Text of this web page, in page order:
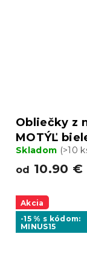
Obliečky z
MOTÝĽ
Skladom (>10
od 10.90 €
Akcia
-15 % s kódom:
MINUS15